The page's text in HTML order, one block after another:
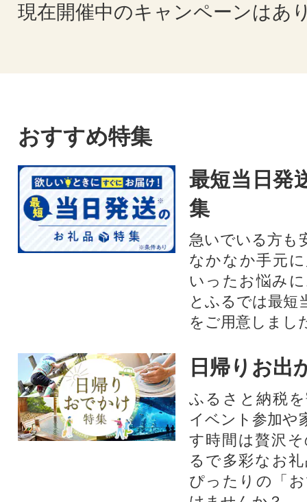
現在開催中のキャンペーンはあ
おすすめ特集
最短当日発
集
急いでいる方も
なかなか手元
いったお悩み
とふるでは最短
をご用意しまし
日帰りお出
ふるさと納税
イベント参加や
す時間は贅沢
るで多彩なお
ぴったりの「